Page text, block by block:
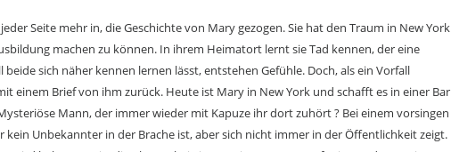
Seite mehr in, die Geschichte von Mary gezogen. Sie hat den Traum in New York
machen zu können. In ihrem Heimatort lernt sie Tad kennen, der eine
sich näher kennen lernen lässt, entstehen Gefühle. Doch, als ein Vorfall
einem Brief von ihm zurück. Heute ist Mary in New York und schafft es in einer Bar
Mann, der immer wieder mit Kapuze ihr dort zuhört ? Bei einem vorsingen
kein Unbekannter in der Brache ist, aber sich nicht immer in der Öffentlichkeit zeigt.